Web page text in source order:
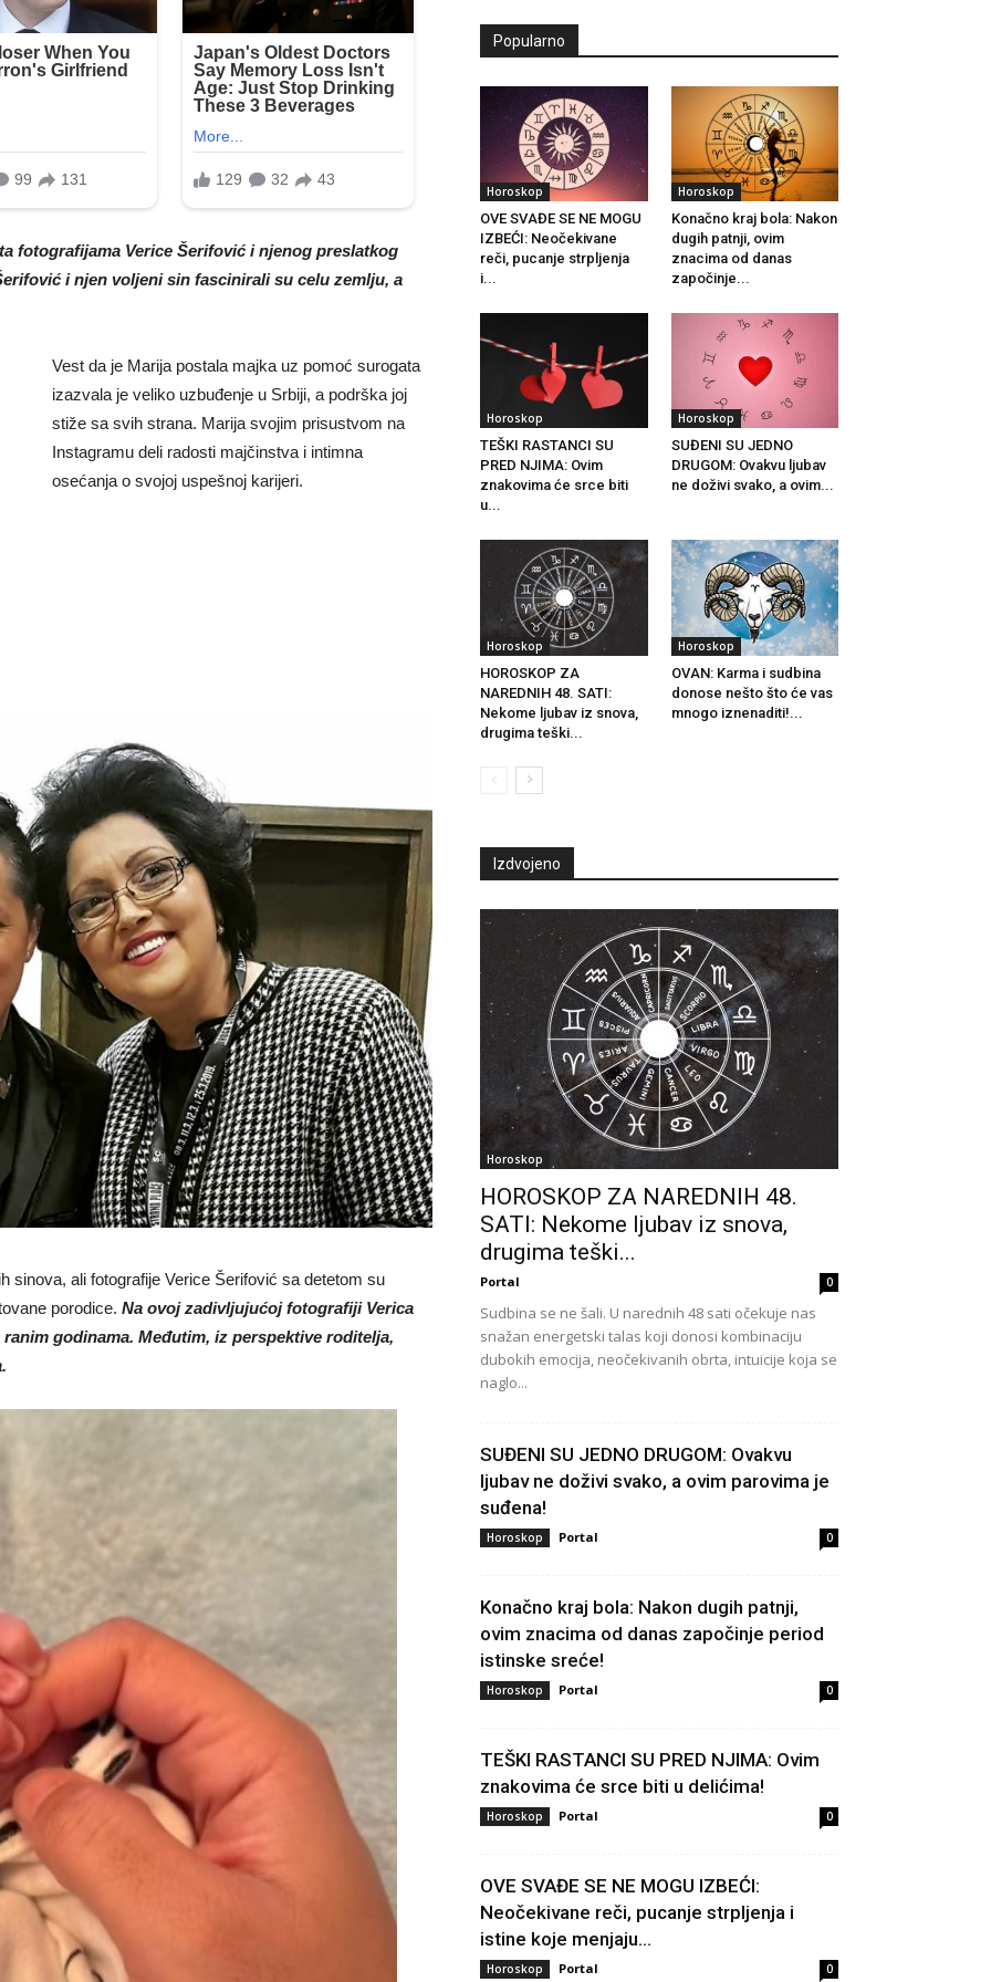
fotografijama Verice Šerifović i njenog preslatkog
i njen voljeni sin fascinirali su celu zemlju, a
Vest da je Marija postala majka uz pomoć surogata
izazvala je veliko uzbuđenje u Srbiji, a podrška joj
stiže sa svih strana. Marija svojim prisustvom na
Instagramu deli radosti majčinstva i intimna
osećanja o svojoj uspešnoj karijeri.
sinova, ali fotografije Verice Šerifović sa detetom su
porodice. Na ovoj zadivljujućoj fotografiji Verica
godinama. Međutim, iz perspektive roditelja,
Popularno
Horoskop
OVE SVAĐE SE NE MOGU
IZBEĆI: Neočekivane
reči, pucanje strpljenja
i...
Horoskop
Konačno kraj bola: Nakon
dugih patnji, ovim
znacima od danas
započinje...
Horoskop
TEŠKI RASTANCI SU
PRED NJIMA: Ovim
znakovima će srce biti
u...
Horoskop
SUĐENI SU JEDNO
DRUGOM: Ovakvu ljubav
ne doživi svako, a ovim...
Horoskop
HOROSKOP ZA
NAREDNIH 48. SATI:
Nekome ljubav iz snova,
drugima teški...
Horoskop
OVAN: Karma i sudbina
donose nešto što će vas
mnogo iznenaditi!...
Izdvojeno
Horoskop
HOROSKOP ZA NAREDNIH 48.
SATI: Nekome ljubav iz snova,
drugima teški...
Portal 0
Sudbina se ne šali. U narednih 48 sati očekuje nas
snažan energetski talas koji donosi kombinaciju
dubokih emocija, neočekivanih obrta, intuicije koja se
naglo...
SUĐENI SU JEDNO DRUGOM: Ovakvu
ljubav ne doživi svako, a ovim parovima je
suđena!
Horoskop Portal 0
Konačno kraj bola: Nakon dugih patnji,
ovim znacima od danas započinje period
istinske sreće!
Horoskop Portal 0
TEŠKI RASTANCI SU PRED NJIMA: Ovim
znakovima će srce biti u delićima!
Horoskop Portal 0
OVE SVAĐE SE NE MOGU IZBEĆI:
Neočekivane reči, pucanje strpljenja i
istine koje menjaju...
Horoskop Portal 0